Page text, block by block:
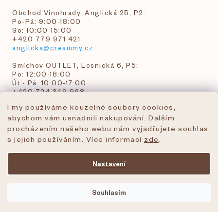
I my používáme kouzelné soubory cookies,
abychom vám usnadnili nakupování. Dalším
procházením našeho webu nám vyjadřujete souhlas
s jejich používáním. Více informací zde
Nastavení
Souhlasím
Obchod Vinohrady, Anglická 25, P2:
Po-Pá: 9:00-18:00
So: 10:00-15:00
+420 779 971 421
anglicka@creammy.cz
Smíchov OUTLET, Lesnická 6, P5:
Po: 12:00-18:00
Út - Pá: 10:00-17:00
+420 724 349 968
objednavky@creammy.cz
tel:+420 724 349 968
creammy.cz